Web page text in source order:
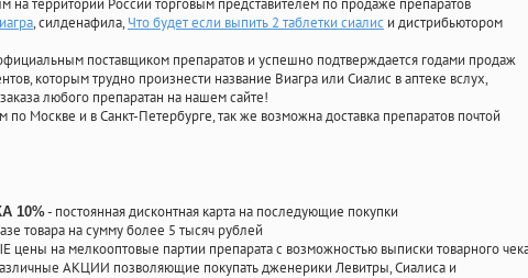
территории России торговым представителем по продаже препаратов
, силденафила, Что будет если выпить 2 таблетки сиалис и дистрибьютором
официальным поставщиком препаратов и успешно подтверждается годами продаж
которым трудно произнести название Виагра или Сиалис в аптеке вслух,
любого препаратан на нашем сайте!
по Москве и в Санкт-Петербурге, так же возможна доставка препаратов почтой
10%- постоянная дисконтная карта на последующие покупки
товара на сумму более 5 тысяч рублей
на мелкооптовые партии препарата с возможностью выписки товарного
АКЦИИ позволяющие покупать дженерики Левитры, Сиалиса и